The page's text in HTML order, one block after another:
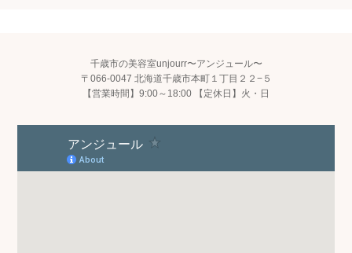
千歳市の美容室unjourr〜アンジュール〜
〒066-0047 北海道千歳市本町１丁目２２−５
【営業時間】9:00～18:00 【定休日】火・日